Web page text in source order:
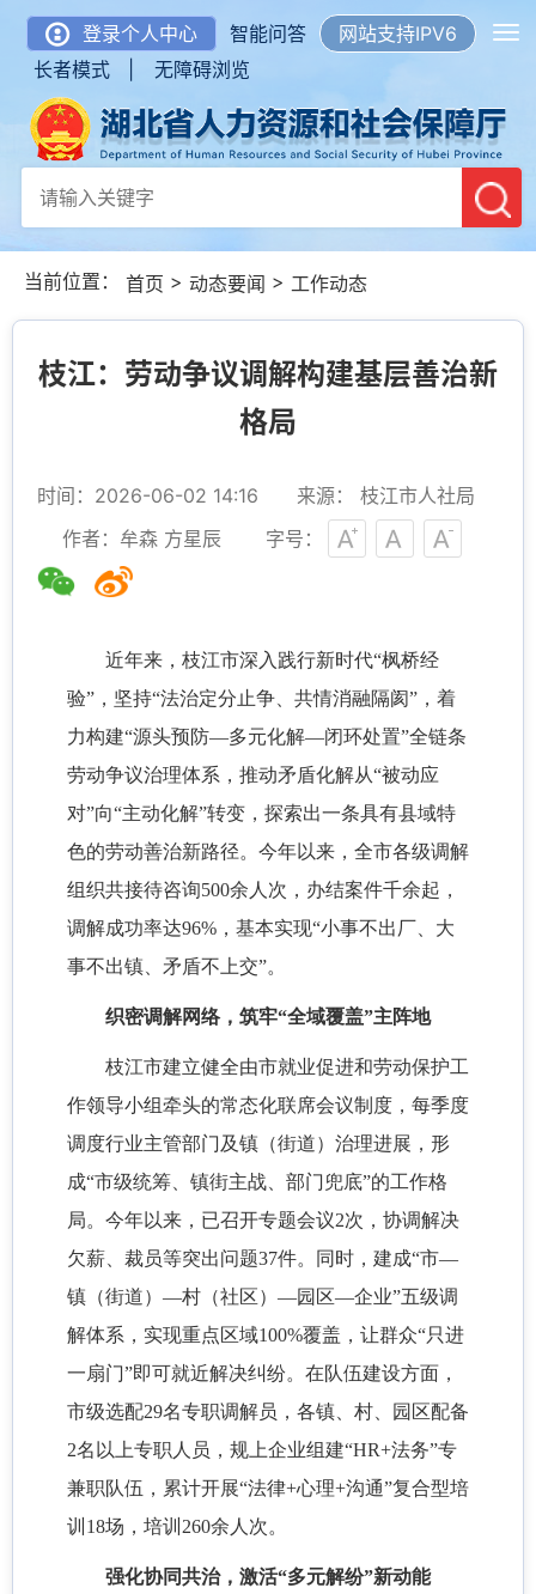
登录个人中心 智能问答
网站支持IPV6
长者模式 |
无障碍浏览
当前位置： 首页 > 动态要闻 > 工作动态
枝江：劳动争议调解构建基层善治新
格局
时间：2026-06-02 14:16
来源： 枝江市人社局
作者：牟森 方星辰
字号：
近年来，枝江市深入践行新时代“枫桥经
验”，坚持“法治定分止争、共情消融隔阂”，着
力构建“源头预防—多元化解—闭环处置”全链条
劳动争议治理体系，推动矛盾化解从“被动应
对”向“主动化解”转变，探索出一条具有县域特
色的劳动善治新路径。今年以来，全市各级调解
组织共接待咨询500余人次，办结案件千余起，
调解成功率达96%，基本实现“小事不出厂、大
事不出镇、矛盾不上交”。
织密调解网络，筑牢“全域覆盖”主阵地
枝江市建立健全由市就业促进和劳动保护工
作领导小组牵头的常态化联席会议制度，每季度
调度行业主管部门及镇（街道）治理进展，形
成“市级统筹、镇街主战、部门兜底”的工作格
局。今年以来，已召开专题会议2次，协调解决
欠薪、裁员等突出问题37件。同时，建成“市—
镇（街道）—村（社区）—园区—企业”五级调
解体系，实现重点区域100%覆盖，让群众“只进
一扇门”即可就近解决纠纷。在队伍建设方面，
市级选配29名专职调解员，各镇、村、园区配备
2名以上专职人员，规上企业组建“HR+法务”专
兼职队伍，累计开展“法律+心理+沟通”复合型培
训18场，培训260余人次。
强化协同共治，激活“多元解纷”新动能